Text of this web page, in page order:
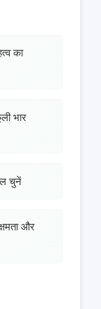
का
भार
चुनें
और